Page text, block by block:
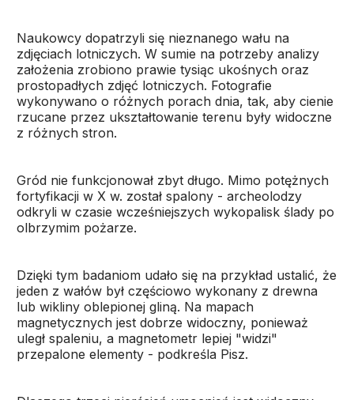
Naukowcy dopatrzyli się nieznanego wału na
zdjęciach lotniczych. W sumie na potrzeby analizy
założenia zrobiono prawie tysiąc ukośnych oraz
prostopadłych zdjęć lotniczych. Fotografie
wykonywano o różnych porach dnia, tak, aby cienie
rzucane przez ukształtowanie terenu były widoczne
z różnych stron.
Gród nie funkcjonował zbyt długo. Mimo potężnych
fortyfikacji w X w. został spalony - archeolodzy
odkryli w czasie wcześniejszych wykopalisk ślady po
olbrzymim pożarze.
Dzięki tym badaniom udało się na przykład ustalić, że
jeden z wałów był częściowo wykonany z drewna
lub wikliny oblepionej gliną. Na mapach
magnetycznych jest dobrze widoczny, ponieważ
uległ spaleniu, a magnetometr lepiej "widzi"
przepalone elementy - podkreśla Pisz.